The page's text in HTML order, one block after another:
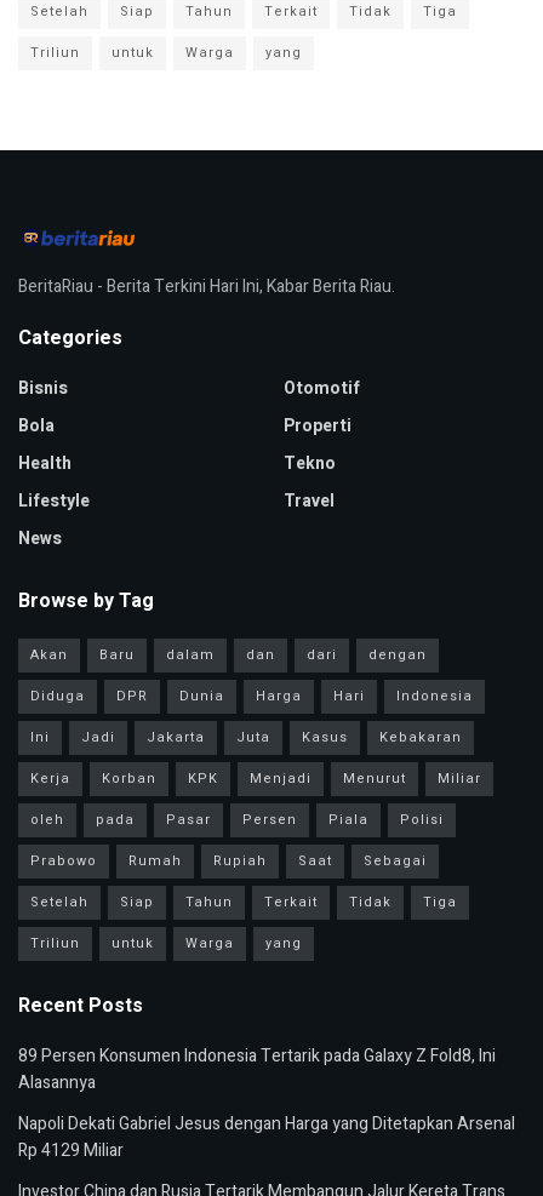
Setelah
Siap Tahun Terkait Tidak
Tiga
Triliun
untuk Warga yang
BeritaRiau - Berita Terkini Hari Ini, Kabar Berita Riau.
Categories
Bisnis
Bola
Health
Lifestyle
News
Otomotif
Properti
Tekno
Travel
Browse by Tag
Akan Baru dalam dan dari
dengan
Diduga
DPR Dunia Harga Hari
Indonesia
Ini
Jadi Jakarta Juta Kasus
Kebakaran
Kerja
Korban KPK Menjadi Menurut
Miliar
oleh
pada Pasar Persen Piala
Polisi
Prabowo
Rumah Rupiah Saat
Sebagai
Setelah
Siap Tahun Terkait Tidak
Tiga
Triliun
untuk Warga yang
Recent Posts
89 Persen Konsumen Indonesia Tertarik pada Galaxy Z Fold8, Ini
Alasannya
Napoli Dekati Gabriel Jesus dengan Harga yang Ditetapkan Arsenal
Rp 4129 Miliar